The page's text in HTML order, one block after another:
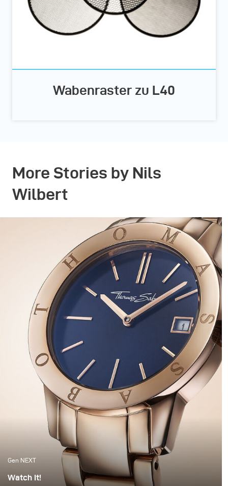
Wabenraster zu L40
More Stories by Nils
Wilbert
Gen NEXT
Watch It!